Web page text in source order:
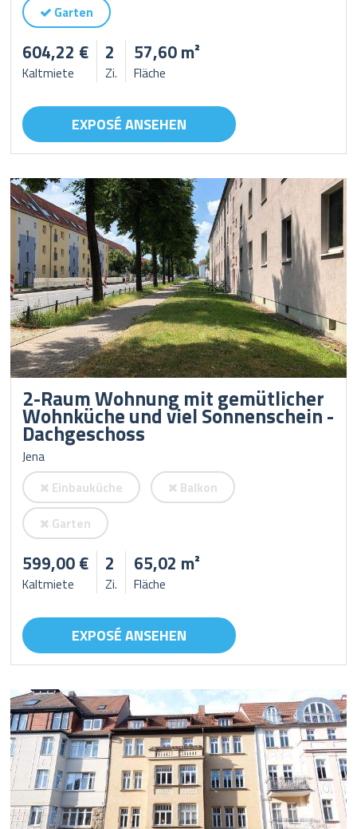
Garten
604,22 €
Kaltmiete
2
Zi.
57,60 m²
Fläche
EXPOSÉ ANSEHEN
2-Raum Wohnung mit gemütlicher
Wohnküche und viel Sonnenschein -
Dachgeschoss
Jena
Einbauküche
Balkon
Garten
599,00 €
Kaltmiete
2
Zi.
65,02 m²
Fläche
EXPOSÉ ANSEHEN